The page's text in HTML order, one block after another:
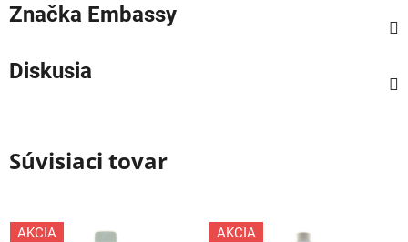
Značka Embassy
Diskusia
Súvisiaci tovar
AKCIA AKCIA